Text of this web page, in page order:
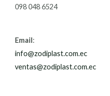
098 048 6524
Email:
info@zodiplast.com.ec
ventas@zodiplast.com.ec